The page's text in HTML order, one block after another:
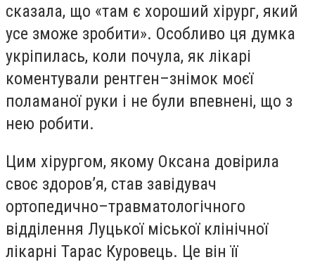
сказала, що «там є хороший хірург, який
усе зможе зробити». Особливо ця думка
укріпилась, коли почула, як лікарі
коментували рентген–знімок моєї
поламаної руки і не були впевнені, що з
нею робити.
Цим хірургом, якому Оксана довірила
своє здоров’я, став завідувач
ортопедично–травматологічного
відділення Луцької міської клінічної
лікарні Тарас Куровець. Це він її